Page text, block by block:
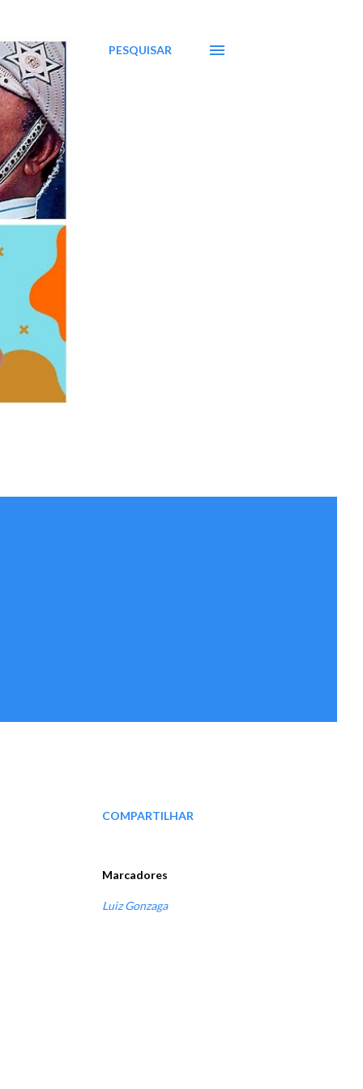
PESQUISAR
COMPARTILHAR
Marcadores
Luiz Gonzaga